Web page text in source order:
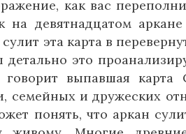
как вас
девятнадцатом аркане
эта карта в
это
выпавшая карта
семейных и дружеских
понять, что аркан